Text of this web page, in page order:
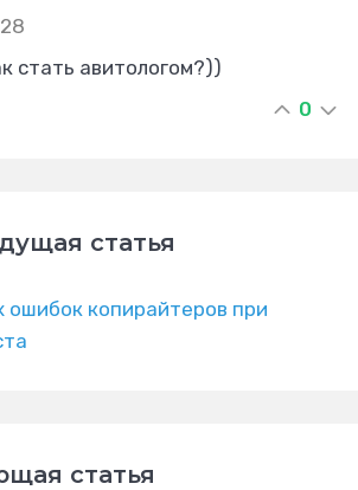
стать авитологом?))
0
статья
ошибок копирайтеров при
статья